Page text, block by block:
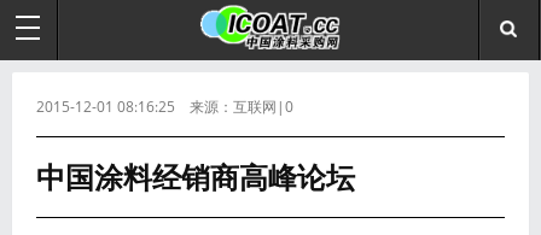
2015-12-01 08:16:25 来源：互联网|0
中国涂料经销商高峰论坛